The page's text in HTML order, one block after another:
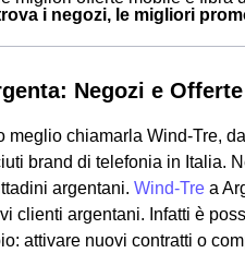
i negozi, le migliori
Negozi e Offerte
meglio chiamarla Wind-Tre,
brand di telefonia in Italia.
argentani. Wind-Tre a
clienti argentani. Infatti è
attivare nuovi contratti o